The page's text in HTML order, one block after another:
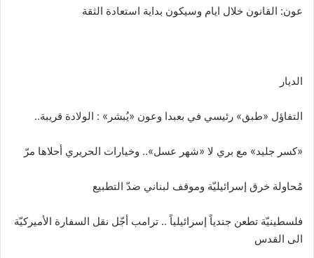
عون: القانون خلال ايام وسيكون بداية استعادة الثقة
الديار
التفاؤل «طبق» رئيسي في بعبدا وعون «يُبشر» : الولادة قريبة..
«كسر جليد» مع بري لا «شهر عسل».. وخيارات الحريري أحلاها مرّ
مُحاولة خرق إسرائيليّة وموقف لبناني ضدّ التطبيع
فلسطينيّة تطعن جندياً إسرائيلياً .. ترامب أجّل نقل السفارة الأميركيّة
الى القدس